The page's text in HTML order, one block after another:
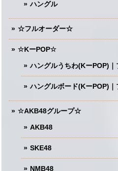
ハングル
☆フルオーダー☆
☆KーPOP☆
ハングルうちわ(KーPOP)
ハングルボード(KーPOP)
☆AKB48グループ☆
AKB48
SKE48
NMB48